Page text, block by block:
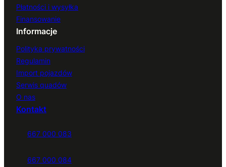
Płatności i wysyłka
Finansowanie
Informacje
Polityka prywatności
Regulamin
Import pojazdów
Serwis quadów
O nas
Kontakt
667 000 083
667 000 084